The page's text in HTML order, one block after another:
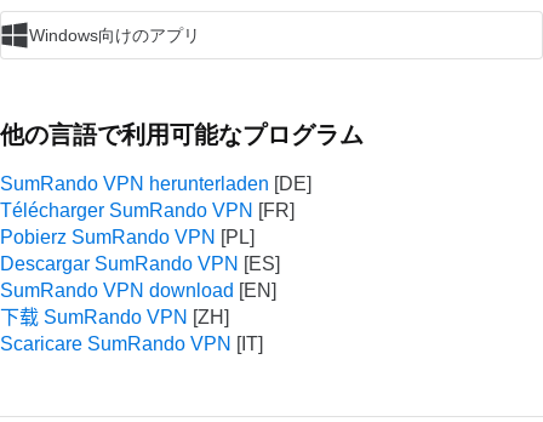
Windows向けのアプリ
他の言語で利用可能なプログラム
SumRando VPN herunterladen
Télécharger SumRando VPN
Pobierz SumRando VPN
Descargar SumRando VPN
SumRando VPN download
下载 SumRando VPN
Scaricare SumRando VPN